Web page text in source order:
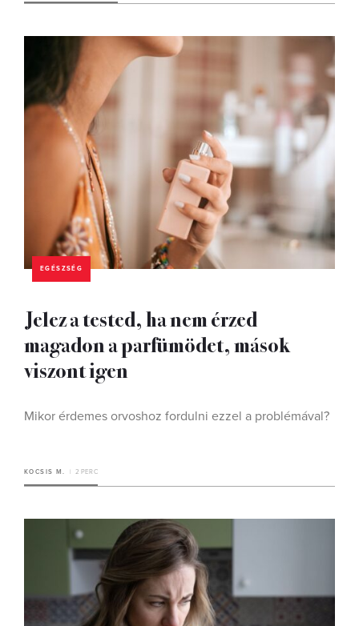
EGÉSZSÉG
Jelez a tested, ha nem érzed
magadon a parfümödet, mások
viszont igen
Mikor érdemes orvoshoz fordulni ezzel a problémával?
KOCSIS M. 2 PERC